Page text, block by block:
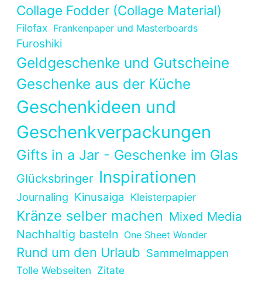
Collage Fodder (Collage Material)
Filofax Frankenpaper und Masterboards
Furoshiki
Geldgeschenke und Gutscheine
Geschenke aus der Küche
Geschenkideen und
Geschenkverpackungen
Gifts in a Jar - Geschenke im Glas
Glücksbringer Inspirationen
Journaling Kinusaiga Kleisterpapier
Kränze selber machen Mixed Media
Nachhaltig basteln One Sheet Wonder
Rund um den Urlaub Sammelmappen
Tolle Webseiten Zitate